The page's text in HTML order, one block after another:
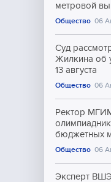
метровой
Общество 06
Суд
Жилкина об
13 августа
Общество 06
Ректор
бюджетных
Общество 06
Эксперт